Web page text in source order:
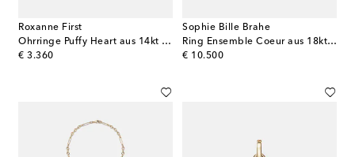
Roxanne First
Ohrringe Puffy Heart aus 14kt Gelbgold
€ 3.360
original price
Sophie Bille Brahe
Ring Ensemble Coeur aus 18kt Gelbgold mit Diamanten
€ 10.500
original price